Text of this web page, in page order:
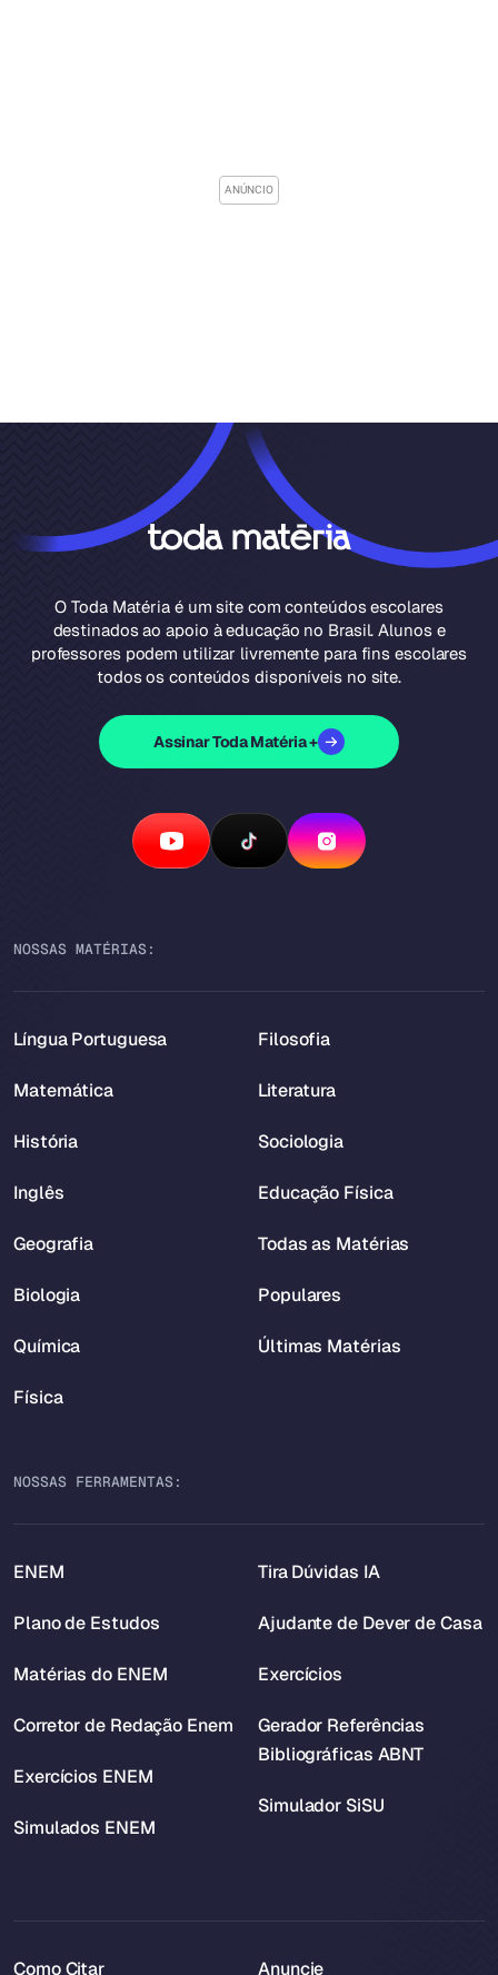
O Toda Matéria é um site com conteúdos escolares
destinados ao apoio à educação no Brasil. Alunos e
professores podem utilizar livremente para fins escolares
todos os conteúdos disponíveis no site.
Assinar Toda Matéria +
NOSSAS MATÉRIAS:
Língua Portuguesa
Matemática
História
Inglês
Geografia
Biologia
Química
Física
Filosofia
Literatura
Sociologia
Educação Física
Todas as Matérias
Populares
Últimas Matérias
NOSSAS FERRAMENTAS:
ENEM
Plano de Estudos
Matérias do ENEM
Corretor de Redação Enem
Exercícios ENEM
Simulados ENEM
Tira Dúvidas IA
Ajudante de Dever de Casa
Exercícios
Gerador Referências
Bibliográficas ABNT
Simulador SiSU
Como Citar Anuncie